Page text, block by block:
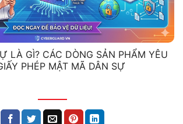
LÀ GÌ? CÁC DÒNG SẢN PHẨM YÊU
PHÉP MẬT MÃ DÂN SỰ